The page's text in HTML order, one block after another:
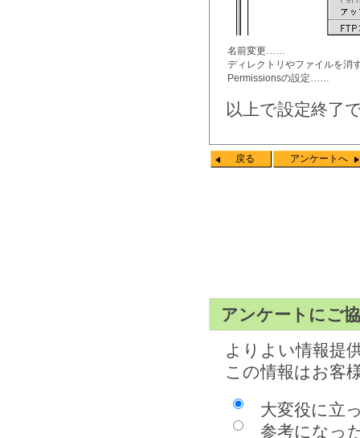
名前変更……
ディレクトリやファイルを消
Permissionsの設定……
以上で設定終了
戻る アンケートへ
アンケートにご
よりよい情報提
この情報はお客
大変役に立
参考になっ